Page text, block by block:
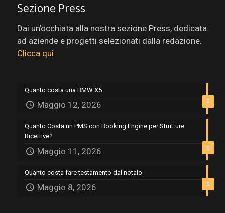
Sezione Press
Dai un’occhiata alla nostra sezione Press, dedicata
ad aziende e progetti selezionati dalla redazione.
Clicca qui
0
Quanto costa una BMW X5
Maggio 12, 2026
0
Quanto Costa un PMS con Booking Engine per Strutture
Ricettive?
Maggio 11, 2026
0
Quanto costa fare testamento dal notaio
Maggio 8, 2026